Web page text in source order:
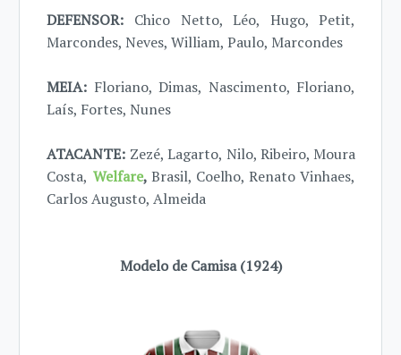
DEFENSOR: Chico Netto, Léo, Hugo, Petit,
Marcondes, Neves, William, Paulo, Marcondes
MEIA: Floriano, Dimas, Nascimento, Floriano,
Laís, Fortes, Nunes
ATACANTE: Zezé, Lagarto, Nilo, Ribeiro, Moura
Costa, Welfare, Brasil, Coelho, Renato Vinhaes,
Carlos Augusto, Almeida
Modelo de Camisa (1924)